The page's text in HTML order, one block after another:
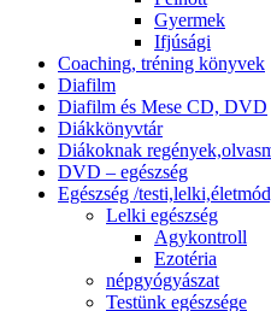
Gyermek
Ifjúsági
Coaching, tréning könyvek
Diafilm
Diafilm és Mese CD, DVD
Diákkönyvtár
Diákoknak
DVD – egészség
Egészség /
Lelki egészség
Agykontroll
Ezotéria
népgyógyászat
Testünk egészsége